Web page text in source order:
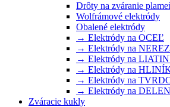
Drôty na zváranie
Wolfrámové elektródy
Obalené elektródy
→ Elektródy na OCEĽ
→ Elektródy na NEREZ
→ Elektródy na
→ Elektródy na
→ Elektródy na
→ Elektródy na
Zváracie kukly